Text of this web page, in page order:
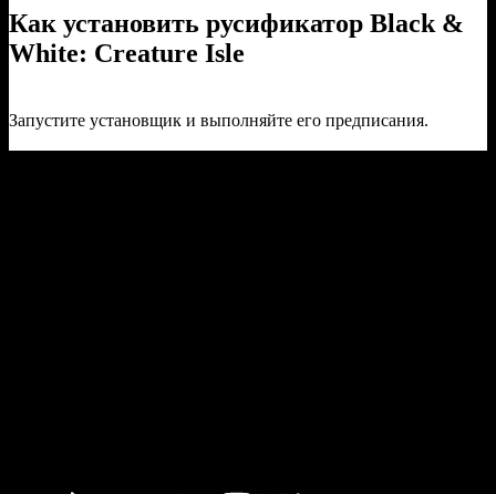
Как установить русификатор Black &
White: Creature Isle
Запустите установщик и выполняйте его предписания.